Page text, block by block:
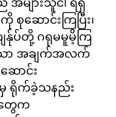
ဆောင်းကြပြီး၊
ပ်တို့ ဂရုမမူမိ့ကြ
ော အချက်အလက်
ာင်း
ရိုက်ခဲ့သနည်း
ေက